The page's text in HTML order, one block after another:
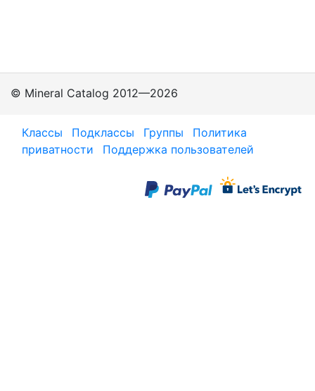
© Mineral Catalog 2012—2026
Классы Подклассы Группы
Политика
приватности
Поддержка пользователей